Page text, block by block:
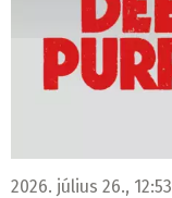
2026. július 26., 12:53